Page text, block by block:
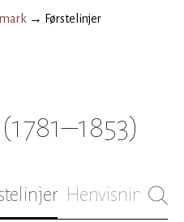
→ Førstelinjer
(1781–1853)
Henvisninger